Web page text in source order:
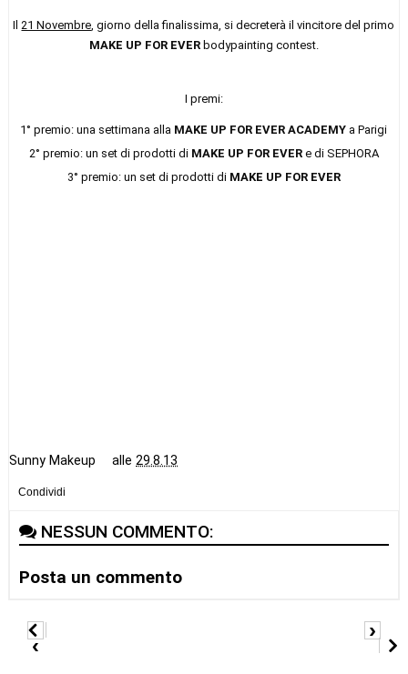
Il21 Novembre, giorno della finalissima, si decreterà il vincitore del primo
MAKE UP FOR EVERbodypainting contest.
I premi:
1° premio: una settimana alla MAKE UP FOR EVER ACADEMY a Parigi
2° premio: un set di prodotti di MAKE UP FOR EVERe di SEPHORA
3° premio: un set di prodotti di MAKE UP FOR EVER
Sunny Makeup alle29.8.13
Condividi
NESSUN COMMENTO:
Posta un commento
‹
›